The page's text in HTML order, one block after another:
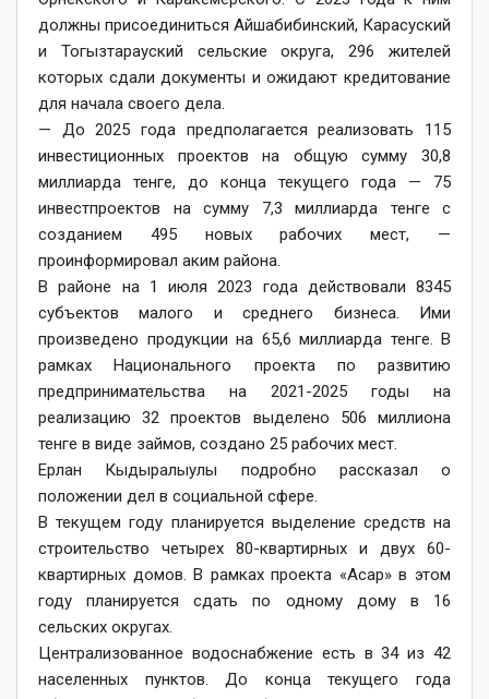
должны присоединиться Айшабибинский, Карасуский
и Тогызтарауский сельские округа, 296 жителей
которых сдали документы и ожидают кредитование
для начала своего дела.
— До 2025 года предполагается реализовать 115
инвестиционных проектов на общую сумму 30,8
миллиарда тенге, до конца текущего года — 75
инвестпроектов на сумму 7,3 миллиарда тенге с
созданием 495 новых рабочих мест, —
проинформировал аким района.
В районе на 1 июля 2023 года действовали 8345
субъектов малого и среднего бизнеса. Ими
произведено продукции на 65,6 миллиарда тенге. В
рамках Национального проекта по развитию
предпринимательства на 2021-2025 годы на
реализацию 32 проектов выделено 506 миллиона
тенге в виде займов, создано 25 рабочих мест.
Ерлан Кыдыралыулы подробно рассказал о
положении дел в социальной сфере.
В текущем году планируется выделение средств на
строительство четырех 80-квартирных и двух 60-
квартирных домов. В рамках проекта «Асар» в этом
году планируется сдать по одному дому в 16
сельских округах.
Централизованное водоснабжение есть в 34 из 42
населенных пунктов. До конца текущего года